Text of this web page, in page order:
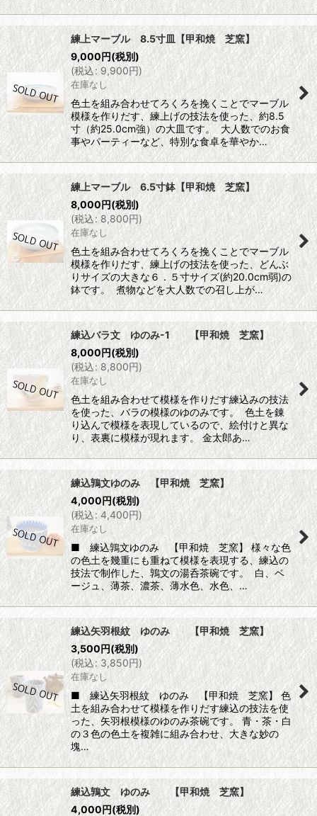
練上マーブル 8.5寸皿【甲和焼 芝窯】
9,000円(税別)
(税込: 9,900円)
在庫なし
色土を組み合わせてろくろを挽くことでマーブル
模様を作りだす、練上げの技法を使った、約8.5
寸（約25.0cm強）の大皿です。 大人数でのお食
事やパーティーなど、特別な食卓を華やか…
練上マーブル 6.5寸鉢【甲和焼 芝窯】
8,000円(税別)
(税込: 8,800円)
在庫なし
色土を組み合わせてろくろを挽くことでマーブル
模様を作りだす、練上げの技法を使った、どんぶ
りサイズの大きな６．５寸サイズ(約20.0cm弱)の
鉢です。 煮物などを大人数での召し上が…
練込バラ文 ゆのみ-1 【甲和焼 芝窯】
8,000円(税別)
(税込: 8,800円)
在庫なし
色土を組み合わせて模様を作りだす練込みの技法
を使った、バラの模様のゆのみです。 色土を錬
り込んで模様を表現しているので、絵付けと異な
り、表裏に模様が現れます。 金太郎あ…
練込鶉文ゆのみ 【甲和焼 芝窯】
4,000円(税別)
(税込: 4,400円)
在庫なし
■ 練込鶉文ゆのみ 【甲和焼 芝窯】 様々な色
の色土を幾重にも重ねて模様を表現する、練込の
技法で制作した、鶉文の湯呑茶碗です。 白、ベ
ージュ、薄茶、濃茶、薄水色、水色、…
練込矢羽根紋 ゆのみ 【甲和焼 芝窯】
3,500円(税別)
(税込: 3,850円)
在庫なし
■ 練込矢羽根紋 ゆのみ 【甲和焼 芝窯】 色
土を組み合わせて模様を作りだす練込の技法を使
った、矢羽根模様のゆのみ茶碗です。 青・茶・白
の３色の色土を複雑に組み合わせ、大きな妙の
塊…
練込鶉文 ゆのみ 【甲和焼 芝窯】
4,000円(税別)